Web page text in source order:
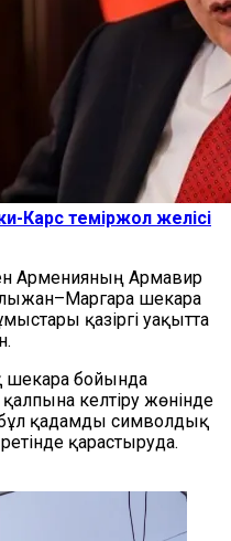
Карс теміржол желісі
Арменияның Армавир
шекара
қазіргі уақытта
шекара бойында
келтіру жөнінде
бұл қадамды символдық
ретінде қарастыруда.